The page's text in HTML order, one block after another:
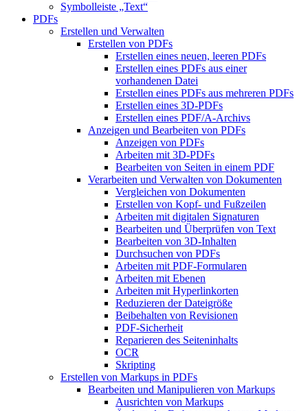
Symbolleiste „Text“
PDFs
Erstellen und Verwalten
Erstellen von PDFs
Erstellen eines neuen, leeren PDFs
Erstellen eines PDFs aus einer
vorhandenen Datei
Erstellen eines PDFs aus mehreren PDFs
Erstellen eines 3D-PDFs
Erstellen eines PDF/A-Archivs
Anzeigen und Bearbeiten von PDFs
Anzeigen von PDFs
Arbeiten mit 3D-PDFs
Bearbeiten von Seiten in einem PDF
Verarbeiten und Verwalten von Dokumenten
Vergleichen von Dokumenten
Erstellen von Kopf- und Fußzeilen
Arbeiten mit digitalen Signaturen
Bearbeiten und Überprüfen von Text
Bearbeiten von 3D-Inhalten
Durchsuchen von PDFs
Arbeiten mit PDF-Formularen
Arbeiten mit Ebenen
Arbeiten mit Hyperlinkorten
Reduzieren der Dateigröße
Beibehalten von Revisionen
PDF-Sicherheit
Reparieren des Seiteninhalts
OCR
Skripting
Erstellen von Markups in PDFs
Bearbeiten und Manipulieren von Markups
Ausrichten von Markups